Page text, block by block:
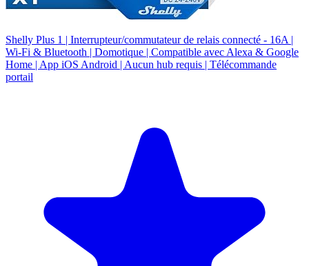
Shelly Plus 1 | Interrupteur/commutateur de relais connecté - 16A |
Wi-Fi & Bluetooth | Domotique | Compatible avec Alexa & Google
Home | App iOS Android | Aucun hub requis | Télécommande
portail